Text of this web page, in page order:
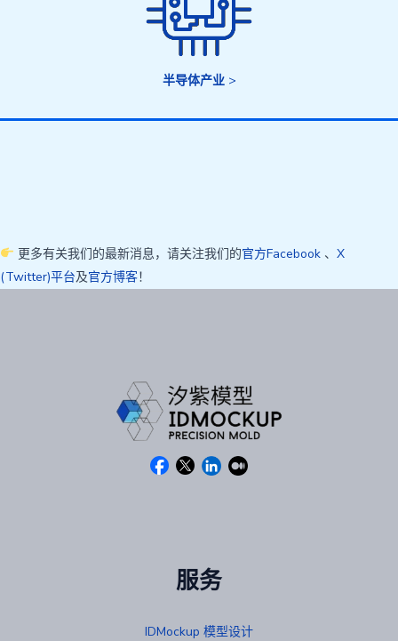
半导体产业>
更多有关我们的最新消息，请关注我们的官方Facebook、 X
(Twitter)平台及官方博客！
服务
IDMockup 模型设计